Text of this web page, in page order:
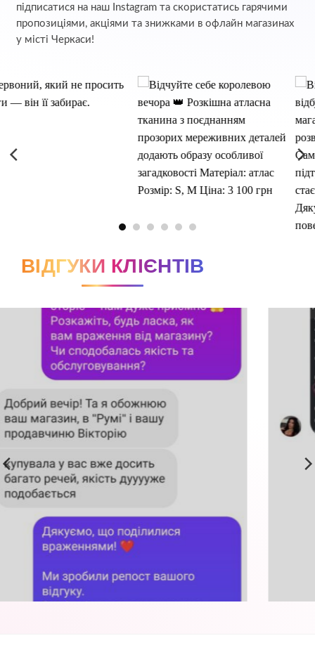
підписатися на наш Instagram та скористатись гарячими
пропозиціями, акціями та знижками в офлайн магазинах
у місті Черкаси!
ВІДГУКИ КЛІЄНТІВ